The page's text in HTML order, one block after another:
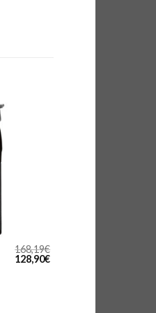
168,19€
El
precio
128,90€El